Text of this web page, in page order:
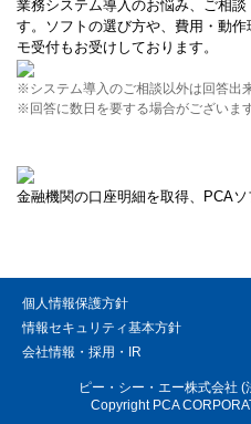
業務システム導入のお悩み、ご相
す。ソフトの選び方や、費用・動
モ受付もお受けしております。
※システム導入のご相談以外は回答出
※回答に数日を要する場合がございます
金融機関の口座明細を取得、PCA
個人情報保護方針
情報セキュリティ基本方針
会社情報・採用・IR
ピー・シー・エー株式会社
Copyright PCA